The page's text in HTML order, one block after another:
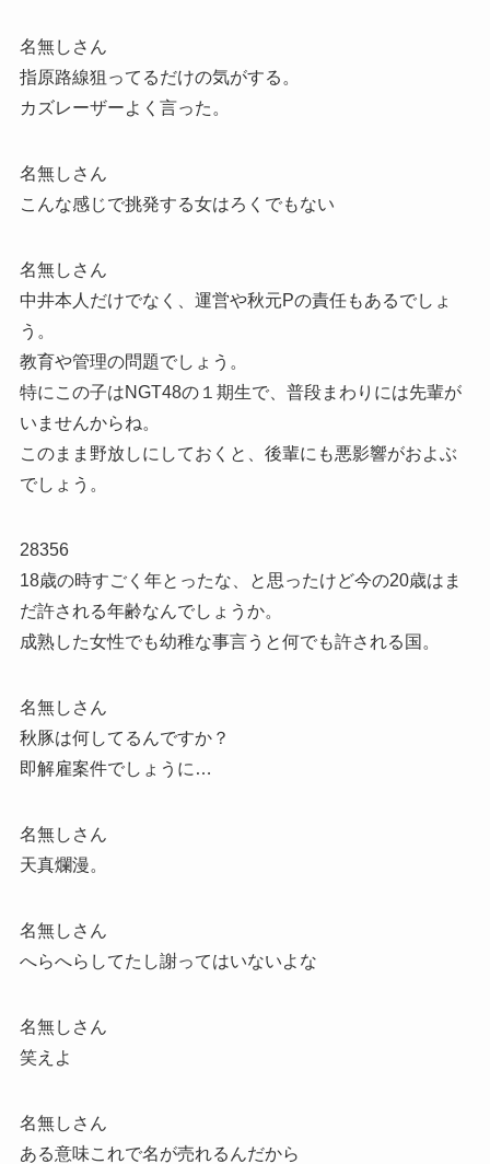
名無しさん
指原路線狙ってるだけの気がする。
カズレーザーよく言った。
名無しさん
こんな感じで挑発する女はろくでもない
名無しさん
中井本人だけでなく、運営や秋元Pの責任もあるでしょ
う。
教育や管理の問題でしょう。
特にこの子はNGT48の１期生で、普段まわりには先輩が
いませんからね。
このまま野放しにしておくと、後輩にも悪影響がおよぶ
でしょう。
28356
18歳の時すごく年とったな、と思ったけど今の20歳はま
だ許される年齢なんでしょうか。
成熟した女性でも幼稚な事言うと何でも許される国。
名無しさん
秋豚は何してるんですか？
即解雇案件でしょうに…
名無しさん
天真爛漫。
名無しさん
へらへらしてたし謝ってはいないよな
名無しさん
笑えよ
名無しさん
ある意味これで名が売れるんだから